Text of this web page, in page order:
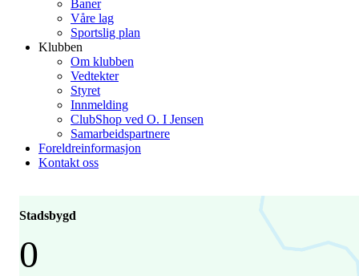
Baner
Våre lag
Sportslig plan
Klubben
Om klubben
Vedtekter
Styret
Innmelding
ClubShop ved O. I Jensen
Samarbeidspartnere
Foreldreinformasjon
Kontakt oss
Stadsbygd
0